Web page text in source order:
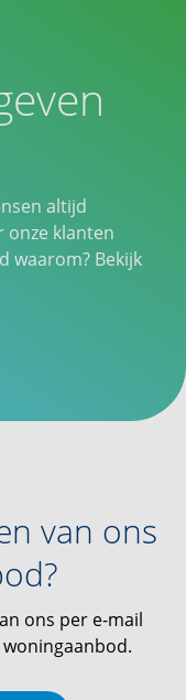
altijd
klanten
waarom? Bekijk
van ons
ons per e-mail